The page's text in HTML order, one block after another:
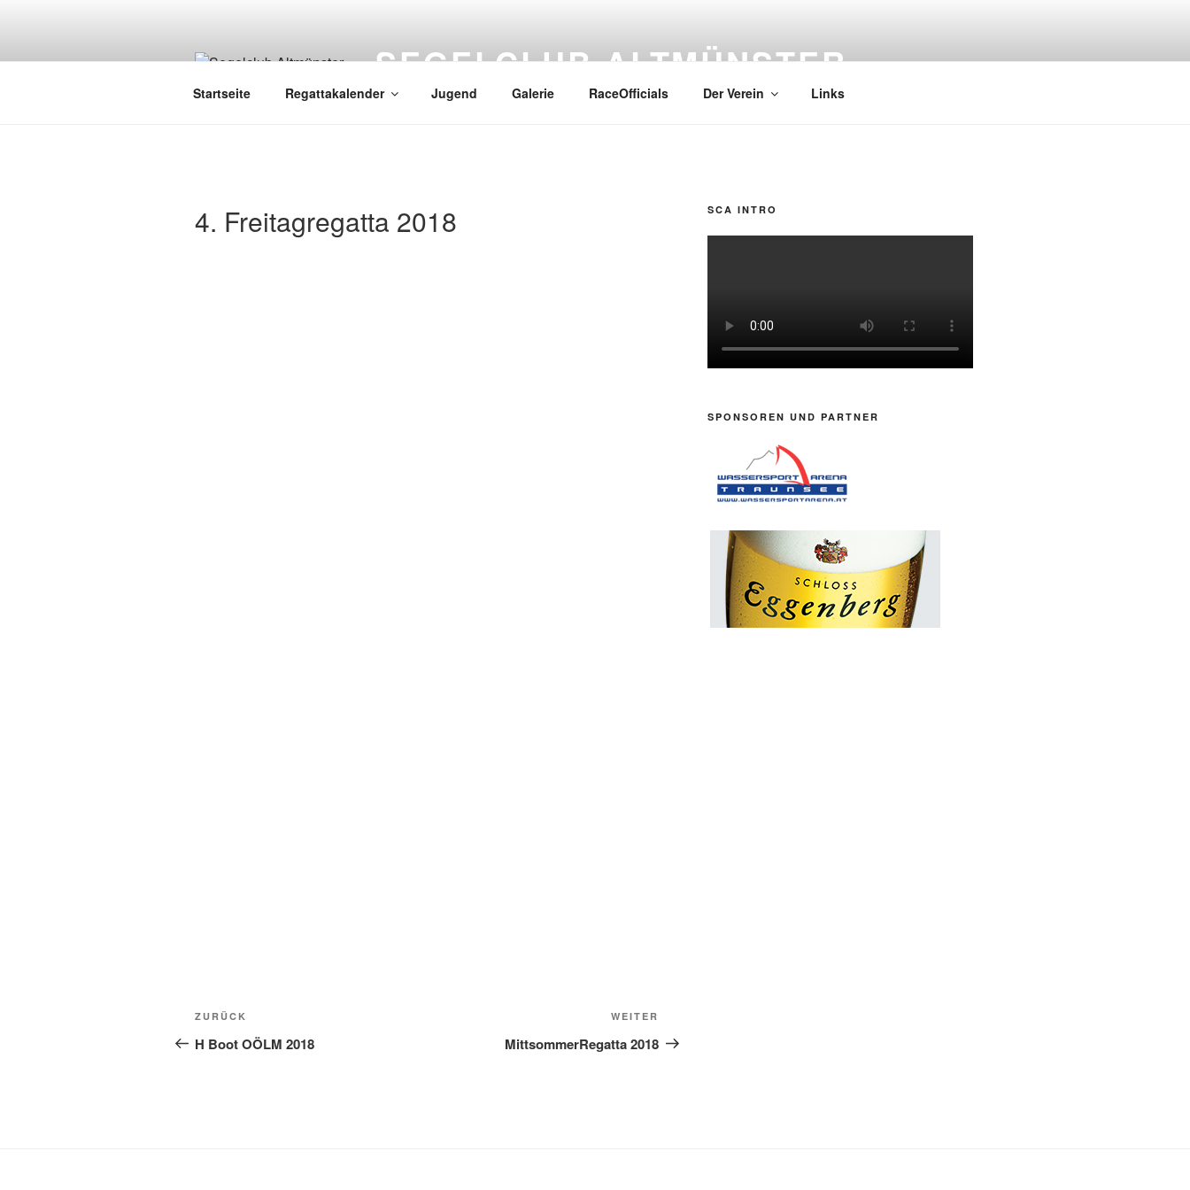
SEGELCLUB ALTMÜNSTER
Startseite Regattakalender Jugend Galerie RaceOfficials Der Verein Links
4. Freitagregatta 2018
Beitragsnavigation
Vorheriger
Beitrag
ZURÜCK
H Boot OÖLM 2018
Beitrag
WEITER
MittsommerRegatta 2018
SCA INTRO
SPONSOREN UND PARTNER